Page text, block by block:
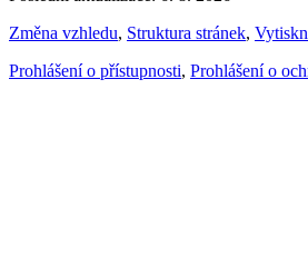
Změna vzhledu, Struktura stránek,
Prohlášení o přístupnosti, Prohlášení o